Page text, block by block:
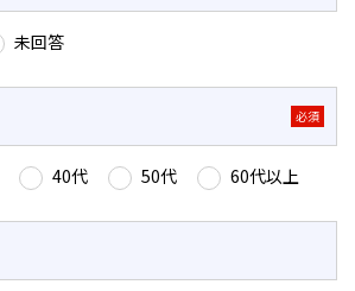
未回答
必須
40代 50代 60代以上